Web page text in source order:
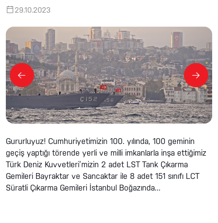
29.10.2023
Gururluyuz! Cumhuriyetimizin 100. yılında, 100 geminin
geçiş yaptığı törende yerli ve milli imkanlarla inşa ettiğimiz
Türk Deniz Kuvvetleri’mizin 2 adet LST Tank Çıkarma
Gemileri Bayraktar ve Sancaktar ile 8 adet 151 sınıfı LCT
Süratli Çıkarma Gemileri İstanbul Boğazında...